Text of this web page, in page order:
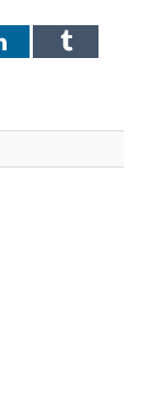
LinkedInTumblr